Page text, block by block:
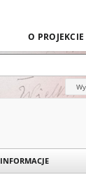
O PROJEKCIE
INFORMACJE